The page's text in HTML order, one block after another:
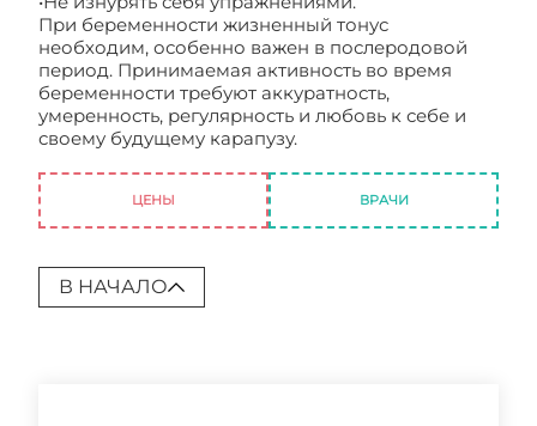
При беременности жизненный тонус
необходим, особенно важен в послеродовой
период. Принимаемая активность во время
беременности требуют аккуратность,
умеренность, регулярность и любовь к себе и
своему будущему карапузу.
ЦЕНЫ ВРАЧИ
В НАЧАЛО